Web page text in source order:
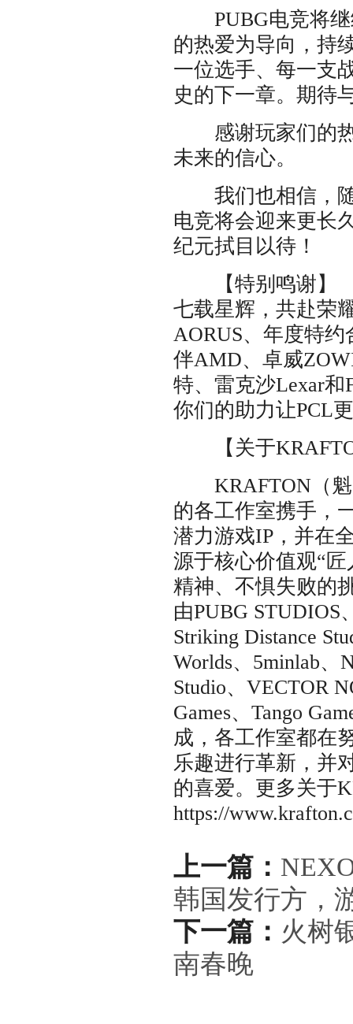
PUBG电竞将继
的热爱为导向，持
一位选手、每一支
史的下一章。期待
感谢玩家们的热
未来的信心。
我们也相信，随
电竞将会迎来更长
纪元拭目以待！
【特别鸣谢】
七载星辉，共赴荣
AORUS、年度特
伴AMD、卓威
特、雷克沙Lexar
你们的助力让PCL
【关于
KRAFTON（魁
的各工作室携手，
潜力游戏IP，并在
源于核心价值观“
精神、不惧失败的
由PUBG STUDIOS
Striking Distance
Worlds、5minlab、
Studio、VECTOR
Games、Tango
成，各工作室都在
乐趣进行革新，并
的喜爱。更多关于
https://
上一篇：
韩国发行方，
下一篇： 火树
南春晚